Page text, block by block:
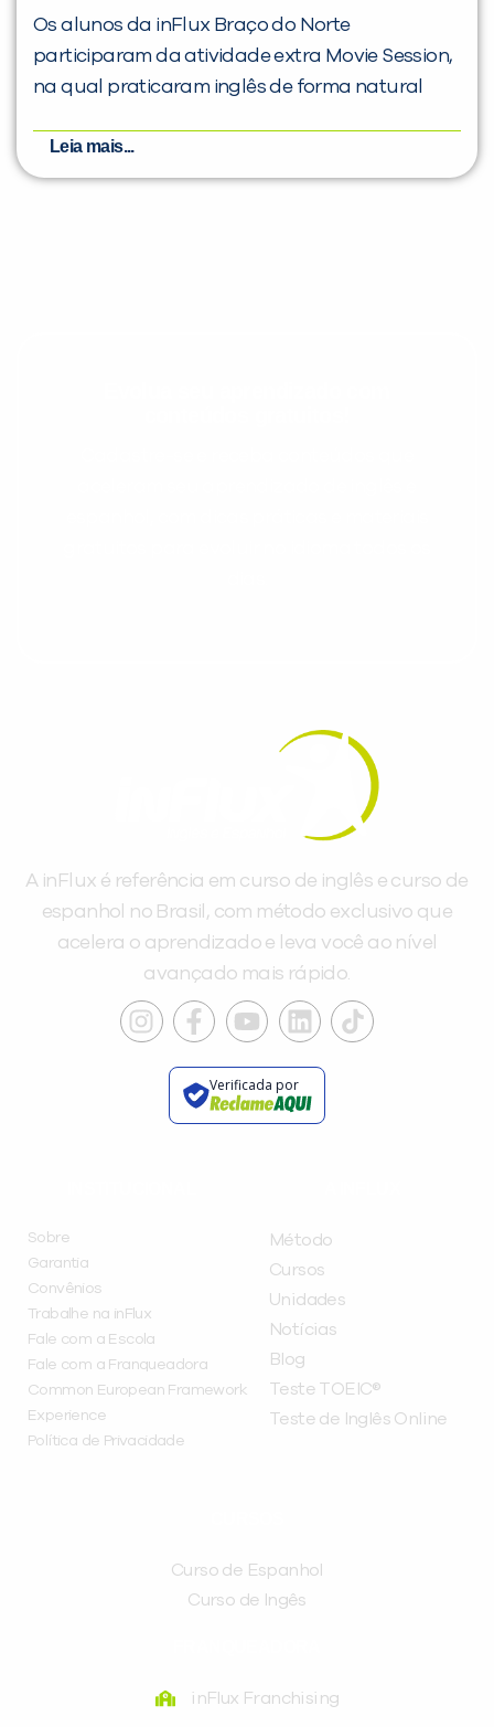
Os alunos da inFlux Braço do Norte
participaram da atividade extra Movie Session,
na qual praticaram inglês de forma natural
Leia mais...
A inFlux é referência em curso de inglês e curso de
espanhol no Brasil, com método exclusivo que
acelera o aprendizado e leva você ao nível
avançado mais rápido.
Verificada por
Sobre
Garantia
Convênios
Trabalhe na inFlux
Fale com a Escola
Fale com a Franqueadora
Common European Framework
Experience
Política de Privacidade
Método
Cursos
Unidades
Notícias
Blog
Teste TOEIC®
Teste de Inglês Online
Curso de Espanhol
Curso de Ingês
inFlux Franchising